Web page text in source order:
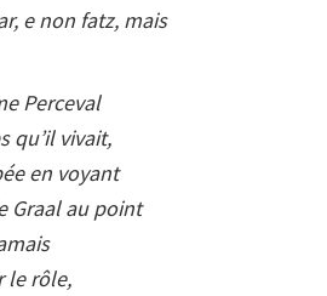
e non fatz, mais
Perceval
qu’il vivait,
en voyant
Graal au point
le rôle,